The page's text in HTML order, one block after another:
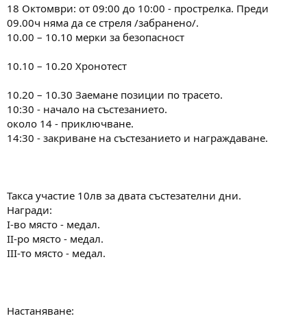
18 Октомври: от 09:00 до 10:00 - прострелка. Преди
09.00ч няма да се стреля /забранено/.
10.00 – 10.10 мерки за безопасност
10.10 – 10.20 Хронотест
10.20 – 10.30 Заемане позиции по трасето.
10:30 - начало на състезанието.
около 14 - приключване.
14:30 - закриване на състезанието и награждаване.
Такса участие 10лв за двата състезателни дни.
Награди:
І-во място - медал.
ІІ-ро място - медал.
ІІІ-то място - медал.
Настаняване: